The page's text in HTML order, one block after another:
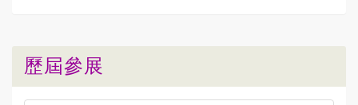
歷屆參展